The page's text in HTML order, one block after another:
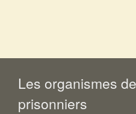
Les organismes
prisonniers